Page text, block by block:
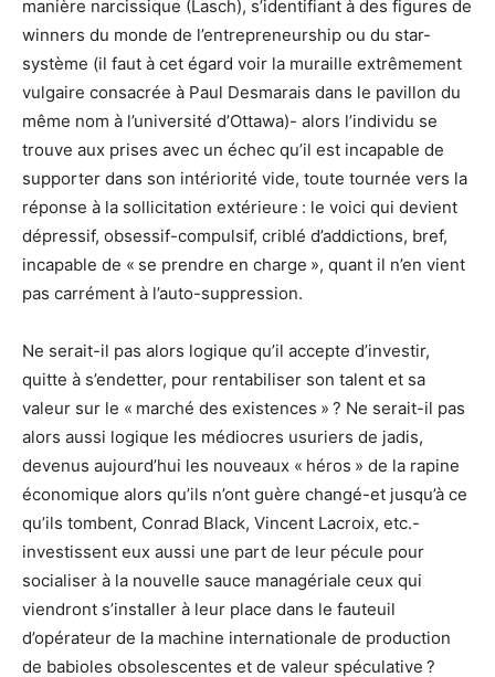
manière narcissique (Lasch), s’identifiant à des figures de
winners du monde de l’entrepreneurship ou du star-
système (il faut à cet égard voir la muraille extrêmement
vulgaire consacrée à Paul Desmarais dans le pavillon du
même nom à l’université d’Ottawa)- alors l’individu se
trouve aux prises avec un échec qu’il est incapable de
supporter dans son intériorité vide, toute tournée vers la
réponse à la sollicitation extérieure : le voici qui devient
dépressif, obsessif-compulsif, criblé d’addictions, bref,
incapable de « se prendre en charge », quant il n’en vient
pas carrément à l’auto-suppression.
Ne serait-il pas alors logique qu’il accepte d’investir,
quitte à s’endetter, pour rentabiliser son talent et sa
valeur sur le « marché des existences » ? Ne serait-il pas
alors aussi logique les médiocres usuriers de jadis,
devenus aujourd’hui les nouveaux « héros » de la rapine
économique alors qu’ils n’ont guère changé-et jusqu’à ce
qu’ils tombent, Conrad Black, Vincent Lacroix, etc.-
investissent eux aussi une part de leur pécule pour
socialiser à la nouvelle sauce managériale ceux qui
viendront s’installer à leur place dans le fauteuil
d’opérateur de la machine internationale de production
de babioles obsolescentes et de valeur spéculative ?